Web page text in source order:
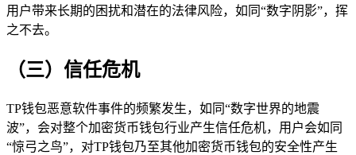
用户带来长期的困扰和潜在的法律风险，如同“数字阴影”，挥
之不去。
（三）信任危机
TP钱包恶意软件事件的频繁发生，如同“数字世界的地震
波”，会对整个加密货币钱包行业产生信任危机，用户会如同
“惊弓之鸟”，对TP钱包乃至其他加密货币钱包的安全性产生